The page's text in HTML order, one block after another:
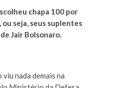
chapa 100 por
seja, seus suplentes
Jair Bolsonaro.
viu nada demais na